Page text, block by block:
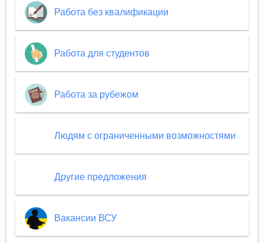
Работа без квалификации
Работа для студентов
Работа за рубежом
Людям с ограниченными возможностями
Другие предложения
Вакансии ВСУ